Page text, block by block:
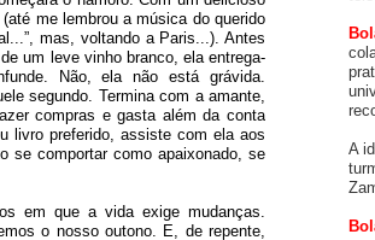
me lembrou a música do querido
mas, voltando a Paris...). Antes
um leve vinho branco, ela entrega-
Não, ela não está grávida.
segundo. Termina com a amante,
compras e gasta além da conta
livro preferido, assiste com ela aos
se comportar como apaixonado, se
em que a vida exige mudanças.
o nosso outono. E, de repente,
A